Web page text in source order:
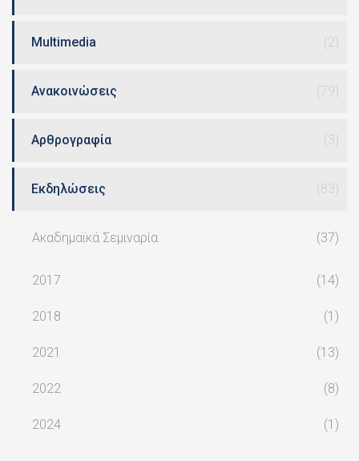
Multimedia (2)
Ανακοινώσεις (79)
Αρθρογραφία (3)
Εκδηλώσεις (83)
Ακαδημαϊκά Σεμιναρία (37)
2017 (14)
2018 (1)
2021 (13)
2022 (8)
2024 (1)